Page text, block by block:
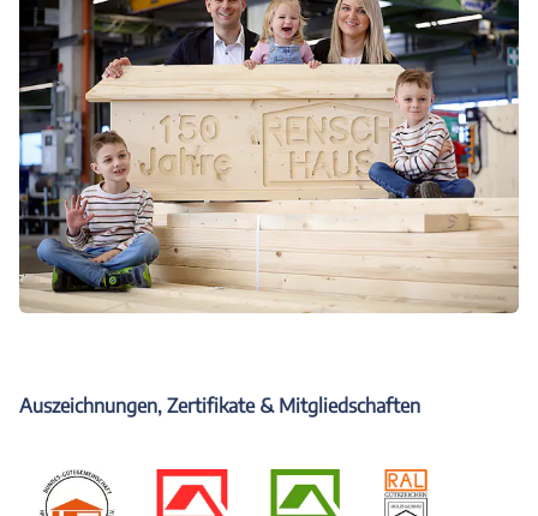
Auszeichnungen, Zertifikate & Mitgliedschaften